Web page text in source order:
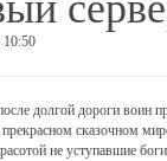
10:50
долгой дороги воин
сказочном
не уступавшие